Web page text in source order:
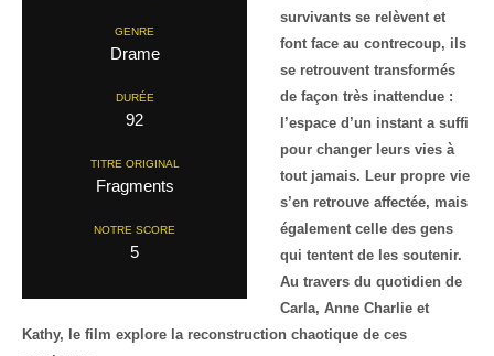
GENRE
Drame
DURÉE
92
TITRE ORIGINAL
Fragments
NOTRE SCORE
5
survivants se relèvent et
font face au contrecoup, ils
se retrouvent transformés
de façon très inattendue :
l’espace d’un instant a suffi
pour changer leurs vies à
tout jamais. Leur propre vie
s’en retrouve affectée, mais
également celle des gens
qui tentent de les soutenir.
Au travers du quotidien de
Carla, Anne Charlie et
Kathy, le film explore la reconstruction chaotique de ces